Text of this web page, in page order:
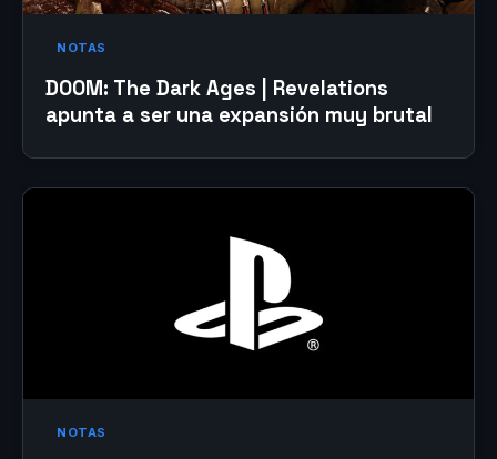
NOTAS
DOOM: The Dark Ages | Revelations
apunta a ser una expansión muy brutal
NOTAS